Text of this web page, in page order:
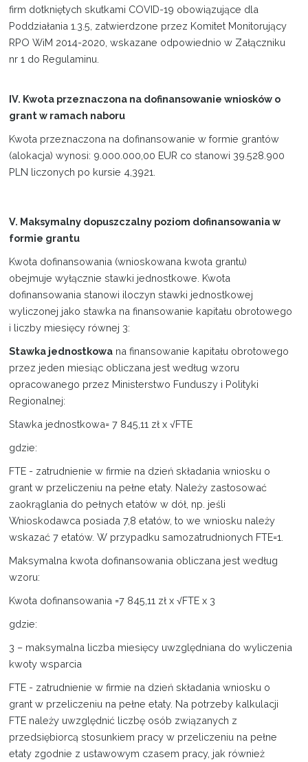
firm dotkniętych skutkami COVID-19 obowiązujące dla
Poddziałania 1.3.5, zatwierdzone przez Komitet Monitorujący
RPO WiM 2014-2020, wskazane odpowiednio w Załączniku
nr 1 do Regulaminu.
IV. Kwota przeznaczona na dofinansowanie wniosków o
grant w ramach naboru
Kwota przeznaczona na dofinansowanie w formie grantów
(alokacja) wynosi: 9.000.000,00 EUR co stanowi 39.528.900
PLN liczonych po kursie 4,3921.
V. Maksymalny dopuszczalny poziom dofinansowania w
formie grantu
Kwota dofinansowania (wnioskowana kwota grantu)
obejmuje wyłącznie stawki jednostkowe. Kwota
dofinansowania stanowi iloczyn stawki jednostkowej
wyliczonej jako stawka na finansowanie kapitału obrotowego
i liczby miesięcy równej 3:
Stawka jednostkowa na finansowanie kapitału obrotowego
przez jeden miesiąc obliczana jest według wzoru
opracowanego przez Ministerstwo Funduszy i Polityki
Regionalnej:
Stawka jednostkowa= 7 845,11 zł x √FTE
gdzie:
FTE - zatrudnienie w firmie na dzień składania wniosku o
grant w przeliczeniu na pełne etaty. Należy zastosować
zaokrąglania do pełnych etatów w dół, np. jeśli
Wnioskodawca posiada 7,8 etatów, to we wniosku należy
wskazać 7 etatów. W przypadku samozatrudnionych FTE=1.
Maksymalna kwota dofinansowania obliczana jest według
wzoru:
Kwota dofinansowania =7 845,11 zł x √FTE x 3
gdzie:
3 – maksymalna liczba miesięcy uwzględniana do wyliczenia
kwoty wsparcia
FTE - zatrudnienie w firmie na dzień składania wniosku o
grant w przeliczeniu na pełne etaty. Na potrzeby kalkulacji
FTE należy uwzględnić liczbę osób związanych z
przedsiębiorcą stosunkiem pracy w przeliczeniu na pełne
etaty zgodnie z ustawowym czasem pracy, jak również